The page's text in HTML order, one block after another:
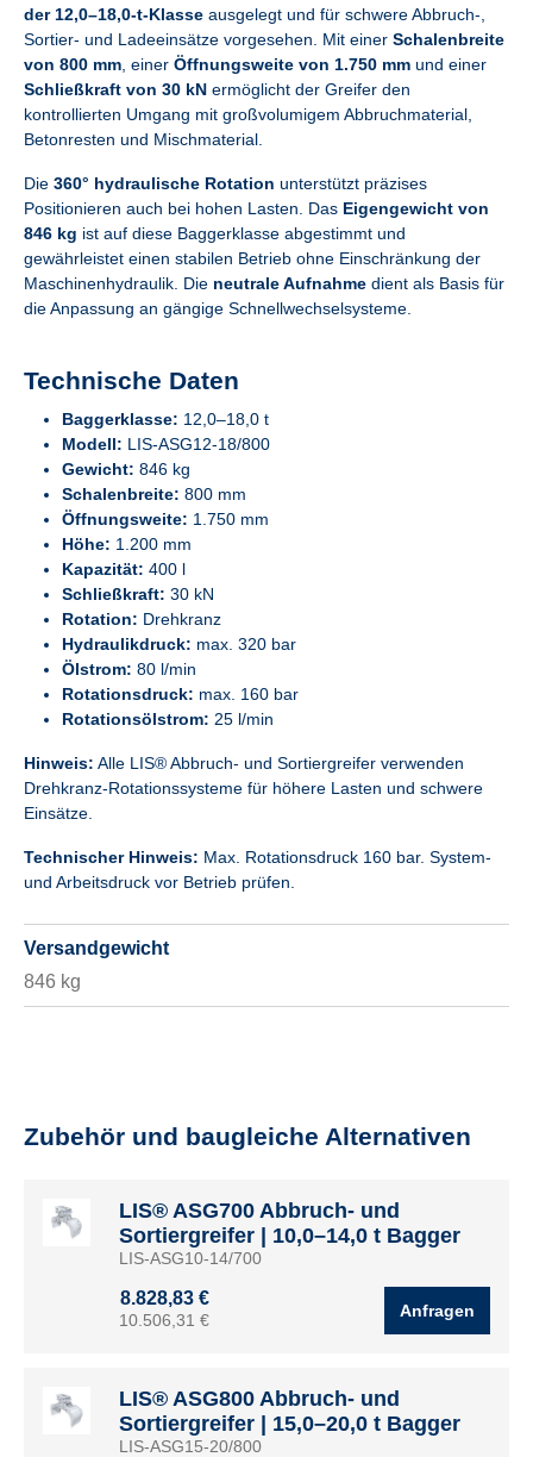
der 12,0–18,0-t-Klasse ausgelegt und für schwere Abbruch-,
Sortier- und Ladeeinsätze vorgesehen. Mit einer Schalenbreite
von 800 mm , einer Öffnungsweite von 1.750 mm und einer
Schließkraft von 30 kN ermöglicht der Greifer den
kontrollierten Umgang mit großvolumigem Abbruchmaterial,
Betonresten und Mischmaterial.
Die 360° hydraulische Rotation unterstützt präzises
Positionieren auch bei hohen Lasten. Das Eigengewicht von
846 kg ist auf diese Baggerklasse abgestimmt und
gewährleistet einen stabilen Betrieb ohne Einschränkung der
Maschinenhydraulik. Die neutrale Aufnahme dient als Basis für
die Anpassung an gängige Schnellwechselsysteme.
Technische Daten
Baggerklasse: 12,0–18,0 t
Modell: LIS-ASG12-18/800
Gewicht: 846 kg
Schalenbreite: 800 mm
Öffnungsweite: 1.750 mm
Höhe: 1.200 mm
Kapazität: 400 l
Schließkraft: 30 kN
Rotation: Drehkranz
Hydraulikdruck: max. 320 bar
Ölstrom: 80 l/min
Rotationsdruck: max. 160 bar
Rotationsölstrom: 25 l/min
Hinweis: Alle LIS® Abbruch- und Sortiergreifer verwenden
Drehkranz-Rotationssysteme für höhere Lasten und schwere
Einsätze.
Technischer Hinweis: Max. Rotationsdruck 160 bar. System-
und Arbeitsdruck vor Betrieb prüfen.
Versandgewicht
846 kg
Zubehör und baugleiche Alternativen
LIS® ASG700 Abbruch- und
Sortiergreifer | 10,0–14,0 t Bagger
LIS-ASG10-14/700
8.828,83 €
10.506,31 € Anfragen
LIS® ASG800 Abbruch- und
Sortiergreifer | 15,0–20,0 t Bagger
LIS-ASG15-20/800